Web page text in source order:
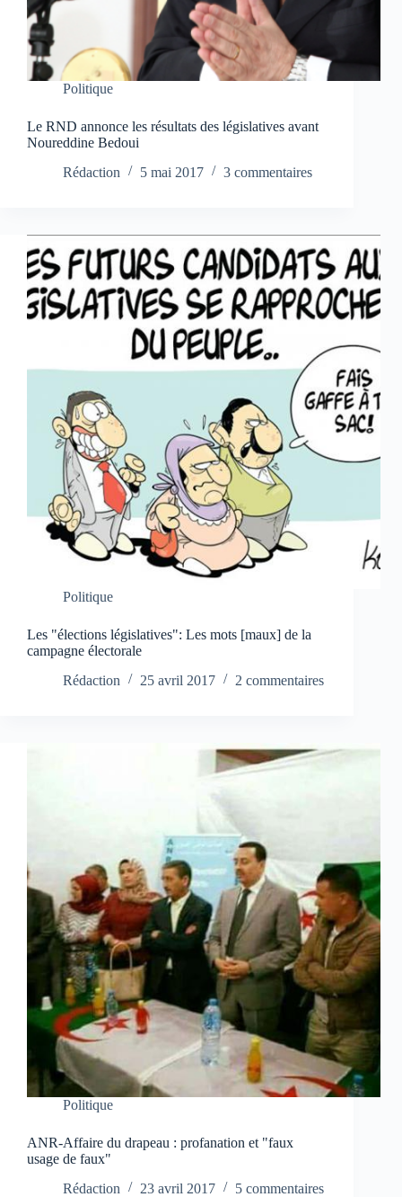
Politique
Le RND annonce les résultats des législatives avant
Noureddine Bedoui
Rédaction
5 mai 2017 3 commentaires
Politique
Les "élections législatives": Les mots [maux] de la
campagne électorale
Rédaction
25 avril 2017 2 commentaires
Politique
ANR-Affaire du drapeau : profanation et "faux
usage de faux"
Rédaction
23 avril 2017 5 commentaires